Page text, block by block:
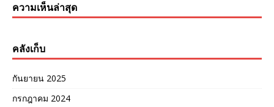
ความเห็นล่าสุด
คลังเก็บ
กันยายน 2025
กรกฎาคม 2024